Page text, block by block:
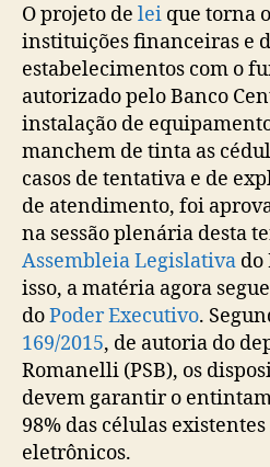
O projeto de lei que torna
instituições financeiras e
estabelecimentos com o
autorizado pelo Banco
instalação de
manchem de tinta as
casos de tentativa e de
de atendimento, foi
na sessão plenária desta
Assembleia Legislativa do
isso, a matéria agora
doPoder Executivo.
169/2015, de autoria do
Romanelli (PSB), os
devem garantir o
98% das células
eletrônicos.